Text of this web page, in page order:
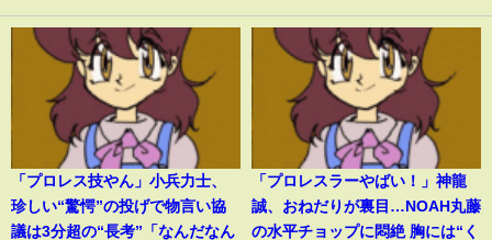
「プロレス技やん」小兵力士、
珍しい“驚愕”の投げで物言い協
議は3分超の“長考”「なんだなん
「プロレスラーやばい！」神龍
誠、おねだりが裏目…NOAH丸藤
の水平チョップに悶絶 胸には“く